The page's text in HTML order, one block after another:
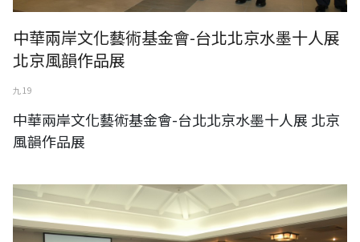
中華兩岸文化藝術基金會-台北北京水墨十人展
北京風韻作品展
九 19
中華兩岸文化藝術基金會-台北北京水墨十人展 北京
風韻作品展
中華兩岸文化藝術基金會-中華魂‧寶島情 華辰藝術采風之旅寫生作品展